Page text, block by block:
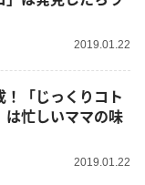
2019.01.22
！「じっくりコト
は忙しいママの味
2019.01.22